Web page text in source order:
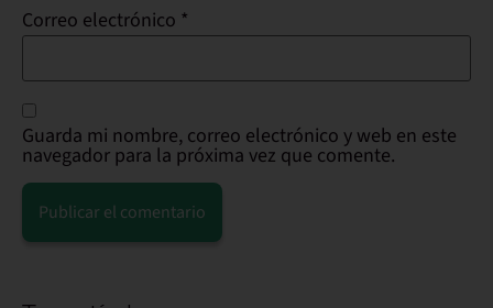
Correo electrónico *
Guarda mi nombre, correo electrónico y web en este
navegador para la próxima vez que comente.